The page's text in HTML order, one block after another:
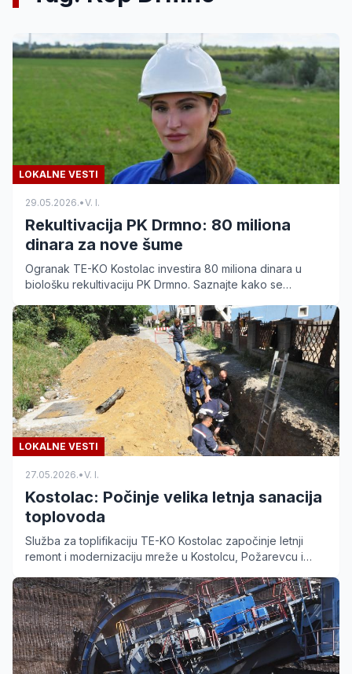
LOKALNE VESTI
29.05.2026.•V. I.
Rekultivacija PK Drmno: 80 miliona
dinara za nove šume
Ogranak TE-KO Kostolac investira 80 miliona dinara u
biološku rekultivaciju PK Drmno. Saznajte kako se
ekosisteme.
LOKALNE VESTI
27.05.2026.•V. I.
Kostolac: Počinje velika letnja sanacija
toplovoda
Služba za toplifikaciju TE-KO Kostolac započinje letnji
remont i modernizaciju mreže u Kostolcu, Požarevcu i